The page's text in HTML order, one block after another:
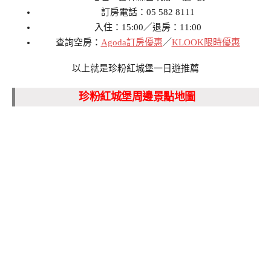
訂房電話：05 582 8111
入住：15:00／退房：11:00
查詢空房： Agoda訂房優惠／KLOOK限時優惠
以上就是珍粉紅城堡一日遊推薦
珍粉紅城堡周邊景點地圖